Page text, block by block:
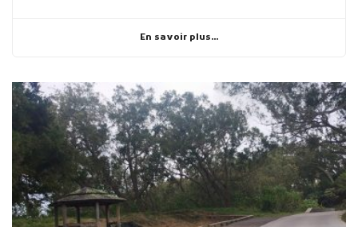
En savoir plus...